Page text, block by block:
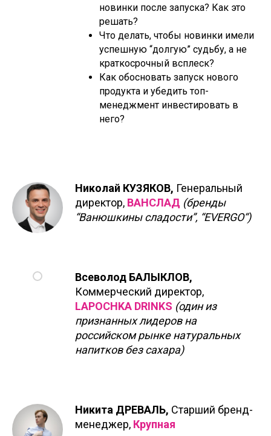
новинки после запуска? Как это
решать?
Что делать, чтобы новинки имели
успешную “долгую” судьбу, а не
краткосрочный всплеск?
Как обосновать запуск нового
продукта и убедить топ-
менеджмент инвестировать в
него?
Николай КУЗЯКОВ, Генеральный
директор, ВАНСЛАД (бренды
“Ванюшкины сладости”, “EVERGO“)
Всеволод БАЛЫКЛОВ,
Коммерческий директор,
LAPOCHKA DRINKS (один из
признанных лидеров на
российском рынке натуральных
напитков без сахара)
Никита ДРЕВАЛЬ, Старший бренд-
менеджер, Крупная